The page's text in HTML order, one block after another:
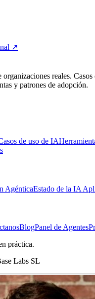
↗
organizaciones reales. Casos
y patrones de adopción.
de uso de IA
AgénticaEstado de la IA
BlogPanel de Agentes
práctica.
Labs SL